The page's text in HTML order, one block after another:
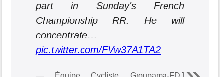
part in Sunday's French
Championship RR. He will
concentrate…
pic.twitter.com/FVw37A1TA2
— Équipe Cycliste Groupama-FDJ